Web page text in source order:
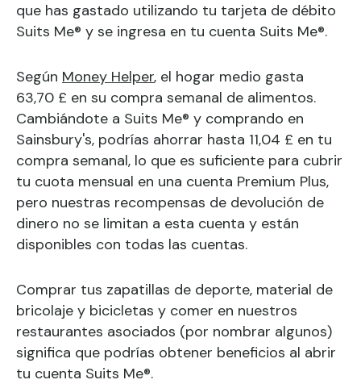
que has gastado utilizando tu tarjeta de débito
Suits Me® y se ingresa en tu cuenta Suits Me®.
Según Money Helper, el hogar medio gasta
63,70 £ en su compra semanal de alimentos.
Cambiándote a Suits Me® y comprando en
Sainsbury's, podrías ahorrar hasta 11,04 £ en tu
compra semanal, lo que es suficiente para cubrir
tu cuota mensual en una cuenta Premium Plus,
pero nuestras recompensas de devolución de
dinero no se limitan a esta cuenta y están
disponibles con todas las cuentas.
Comprar tus zapatillas de deporte, material de
bricolaje y bicicletas y comer en nuestros
restaurantes asociados (por nombrar algunos)
significa que podrías obtener beneficios al abrir
tu cuenta Suits Me®.